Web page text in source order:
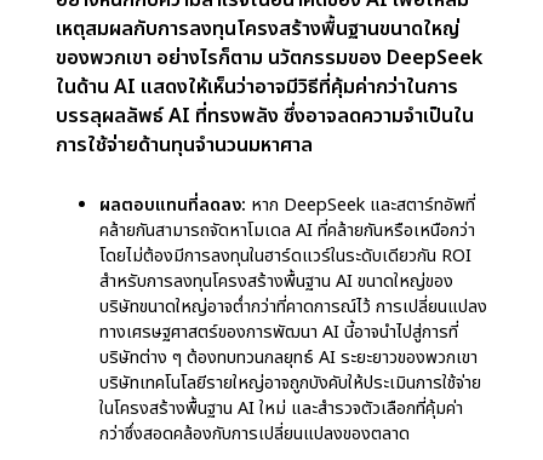
1. ค่าใช้จ่ายด้านทุน (CapEx) ภายใต้การตรวจสอบ
อย่างละเอียด
CapEx หมายถึงเงินที่บริษัทใช้ไปกับการซื้อหรืออัป
เกรดสินทรัพย์ทางกายภาพ เช่น ศูนย์ข้อมูล ฮาร์ดแวร์
และโครงสร้างพื้นฐาน AI สำหรับบริษัทเทคโนโลยีราย
ใหญ่ สิ่งนี้มักเกี่ยวข้องกับการสร้างสิ่งอำนวยความ
สะดวกที่ล้ำสมัยเพื่อสนับสนุนการวิจัยและพัฒนา AI
การลงทุน 8 หมื่นล้านดอลลาร์ของ Microsoft เป็น
ความมุ่งมั่นครั้งใหญ่ในการพัฒนาโครงสร้างพื้นฐานที่
จำเป็นสำหรับ AI เช่น GPU ที่ทรงพลัง ฮาร์ดแวร์พิเศษ
และศูนย์ข้อมูลที่จำเป็นสำหรับการฝึกโมเดล AI ที่ซับ
ซ้อน